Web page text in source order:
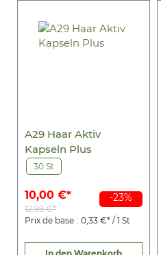
-23%
A29 Haar Aktiv
Kapseln Plus
30 St
10,00 €*
12,99 €*
Prix de base : 0,33 €* / 1 St